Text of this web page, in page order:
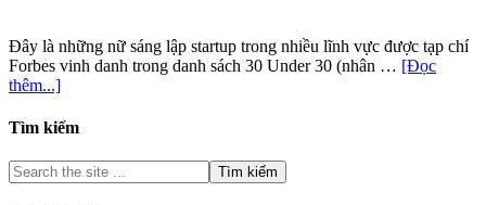
Đây là những nữ sáng lập startup trong nhiều lĩnh vực được tạp chí
Forbes vinh danh trong danh sách 30 Under 30 (nhân … [Đọc
thêm...]
Tìm kiếm